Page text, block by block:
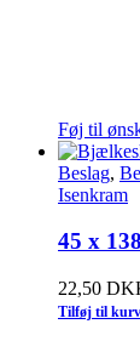
Føj til
Beslag,
Isenkram
45 x
22,50
Tilføj til kurv